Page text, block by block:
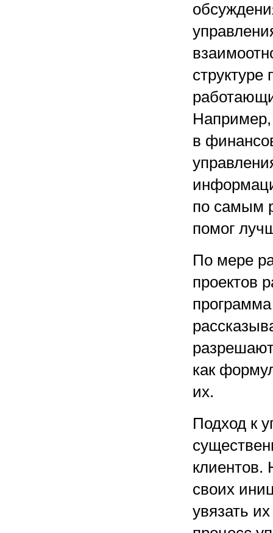
Например,
в
по самым
помог
По мере
проектов
как
их.
Подход к
клиентов.
своих
увязать